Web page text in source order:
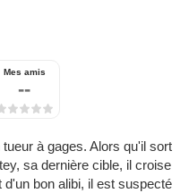
Mes amis
--
à gages. Alors qu'il sort
sa dernière cible, il croise
d'un bon alibi, il est suspecté